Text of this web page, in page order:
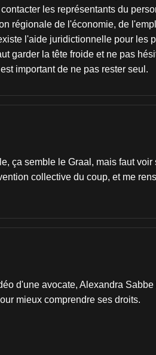
les représentants du
régionale de l'économie, de
l'aide juridictionnelle pour les
garder la tête froide et ne pas
important de ne pas rester seul.
ça semble le Graal, mais faut
collective du coup, et me
d'une avocate, Alexandra
mieux comprendre ses droits.